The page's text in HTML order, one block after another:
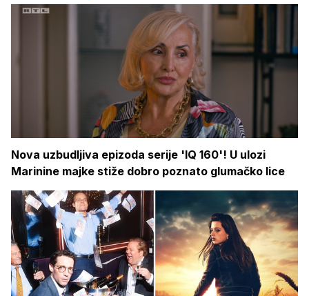
Nova uzbudljiva epizoda serije 'IQ 160'! U ulozi
Marinine majke stiže dobro poznato glumačko lice